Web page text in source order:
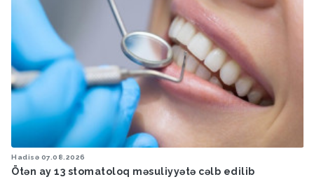
Hava 05.08.2026
Küləkli hava şəraiti ilə bağlı sarı xəbərdarlıq verilib